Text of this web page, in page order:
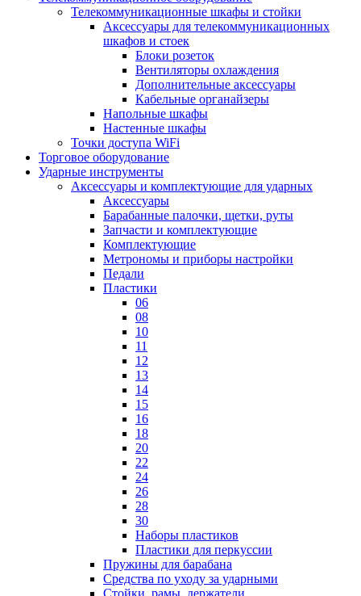
Телекоммуникационные шкафы и стойки
Аксессуары для телекоммуникационных
шкафов и стоек
Блоки розеток
Вентиляторы охлаждения
Дополнительные аксессуары
Кабельные органайзеры
Напольные шкафы
Настенные шкафы
Точки доступа WiFi
Торговое оборудование
Ударные инструменты
Аксессуары и комплектующие для ударных
Аксессуары
Барабанные палочки, щетки, руты
Запчасти и комплектующие
Комплектующие
Метрономы и приборы настройки
Педали
Пластики
06
08
10
11
12
13
14
15
16
18
20
22
24
26
28
30
Наборы пластиков
Пластики для перкуссии
Пружины для барабана
Средства по уходу за ударными
Стойки, рамы, держатели